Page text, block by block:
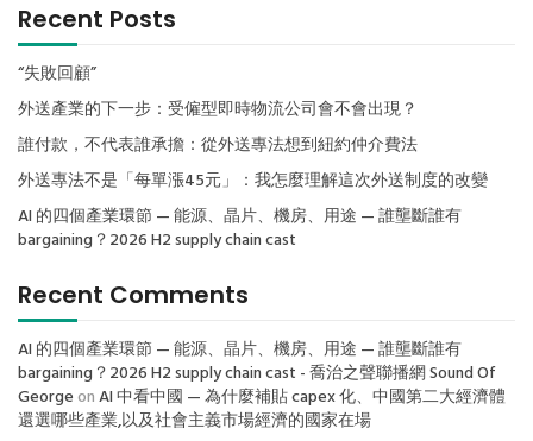
Recent Posts
“失敗回顧”
外送產業的下一步：受僱型即時物流公司會不會出現？
誰付款，不代表誰承擔：從外送專法想到紐約仲介費法
外送專法不是「每單漲45元」：我怎麼理解這次外送制度的改變
AI 的四個產業環節 — 能源、晶片、機房、用途 — 誰壟斷誰有
bargaining？2026 H2 supply chain cast
Recent Comments
AI 的四個產業環節 — 能源、晶片、機房、用途 — 誰壟斷誰有
bargaining？2026 H2 supply chain cast - 喬治之聲聯播網 Sound Of
GeorgeonAI 中看中國 — 為什麼補貼 capex 化、中國第二大經濟體
還選哪些產業,以及社會主義市場經濟的國家在場